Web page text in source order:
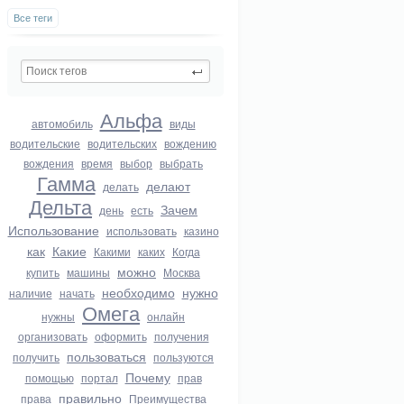
Все теги
автомобиль Альфа виды
водительские водительских вождению
вождения время выбор выбрать
Гамма делать делают
Дельта день есть Зачем
Использование использовать казино
как Какие Какими каких Когда
купить машины можно Москва
наличие начать необходимо нужно
нужны Омега онлайн
организовать оформить получения
получить пользоваться пользуются
помощью портал Почему прав
права правильно Преимущества